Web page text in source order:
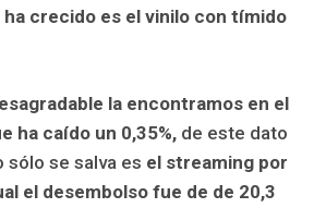
crecido es el vinilo con tímido
la encontramos en el
ha caído un 0,35%, de este dato
sólo se salva es el streaming por
el desembolso fue de de 20,3